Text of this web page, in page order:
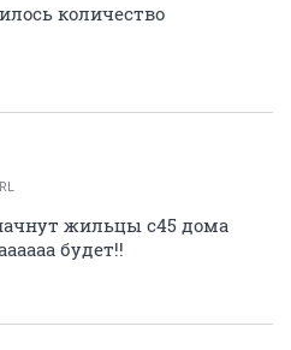
количество
жильцы с45 дома
будет!!